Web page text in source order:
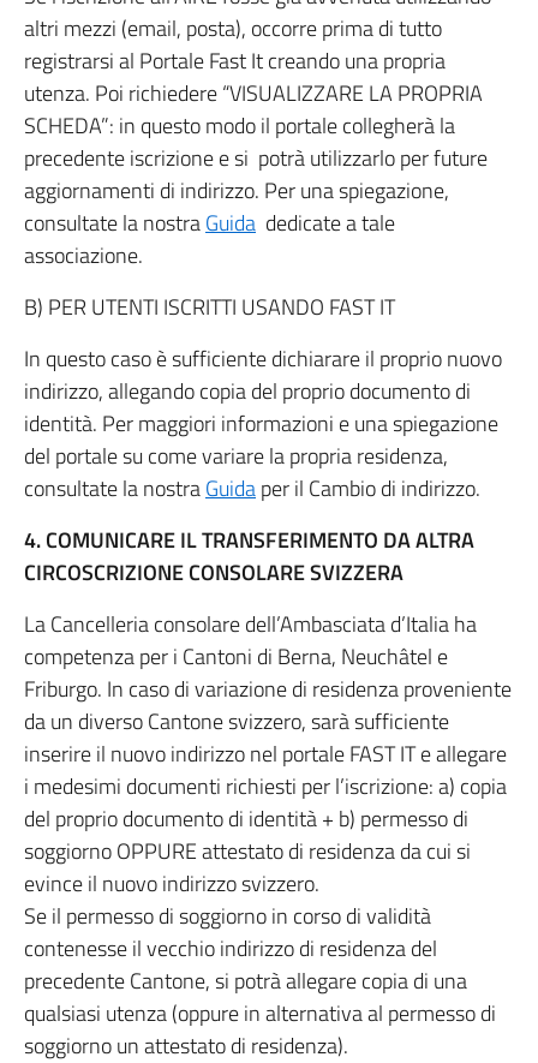
altri mezzi (email, posta), occorre prima di tutto
registrarsi al Portale Fast It creando una propria
utenza. Poi richiedere “VISUALIZZARE LA PROPRIA
SCHEDA”: in questo modo il portale collegherà la
precedente iscrizione e si potrà utilizzarlo per future
aggiornamenti di indirizzo. Per una spiegazione,
consultate la nostraGuida dedicate a tale
associazione.
B) PER UTENTI ISCRITTI USANDO FAST IT
In questo caso è sufficiente dichiarare il proprio nuovo
indirizzo, allegando copia del proprio documento di
identità. Per maggiori informazioni e una spiegazione
del portale su come variare la propria residenza,
consultate la nostraGuidaper il Cambio di indirizzo.
4. COMUNICARE IL TRANSFERIMENTO DA ALTRA
CIRCOSCRIZIONE CONSOLARE SVIZZERA
La Cancelleria consolare dell’Ambasciata d’Italia ha
competenza per i Cantoni di Berna, Neuchâtel e
Friburgo. In caso di variazione di residenza proveniente
da un diverso Cantone svizzero, sarà sufficiente
inserire il nuovo indirizzo nel portale FAST IT e allegare
i medesimi documenti richiesti per l’iscrizione: a) copia
del proprio documento di identità + b) permesso di
soggiorno OPPURE attestato di residenza da cui si
evince il nuovo indirizzo svizzero.
Se il permesso di soggiorno in corso di validità
contenesse il vecchio indirizzo di residenza del
precedente Cantone, si potrà allegare copia di una
qualsiasi utenza (oppure in alternativa al permesso di
soggiorno un attestato di residenza).